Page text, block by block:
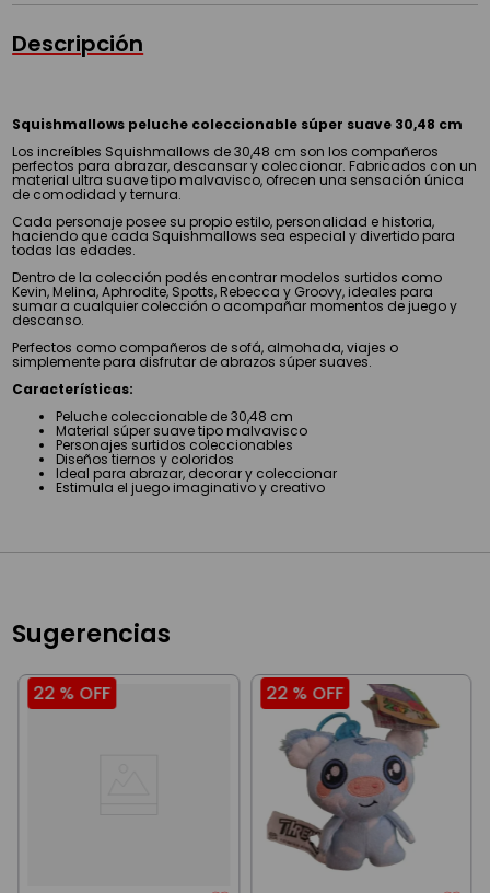
Descripción
Squishmallows peluche coleccionable súper suave 30,48 cm
Los increíbles Squishmallows de 30,48 cm son los compañeros
perfectos para abrazar, descansar y coleccionar. Fabricados con un
material ultra suave tipo malvavisco, ofrecen una sensación única
de comodidad y ternura.
Cada personaje posee su propio estilo, personalidad e historia,
haciendo que cada Squishmallows sea especial y divertido para
todas las edades.
Dentro de la colección podés encontrar modelos surtidos como
Kevin, Melina, Aphrodite, Spotts, Rebecca y Groovy, ideales para
sumar a cualquier colección o acompañar momentos de juego y
descanso.
Perfectos como compañeros de sofá, almohada, viajes o
simplemente para disfrutar de abrazos súper suaves.
Características:
Peluche coleccionable de 30,48 cm
Material súper suave tipo malvavisco
Personajes surtidos coleccionables
Diseños tiernos y coloridos
Ideal para abrazar, decorar y coleccionar
Estimula el juego imaginativo y creativo
Sugerencias
22 % OFF 22 % OFF